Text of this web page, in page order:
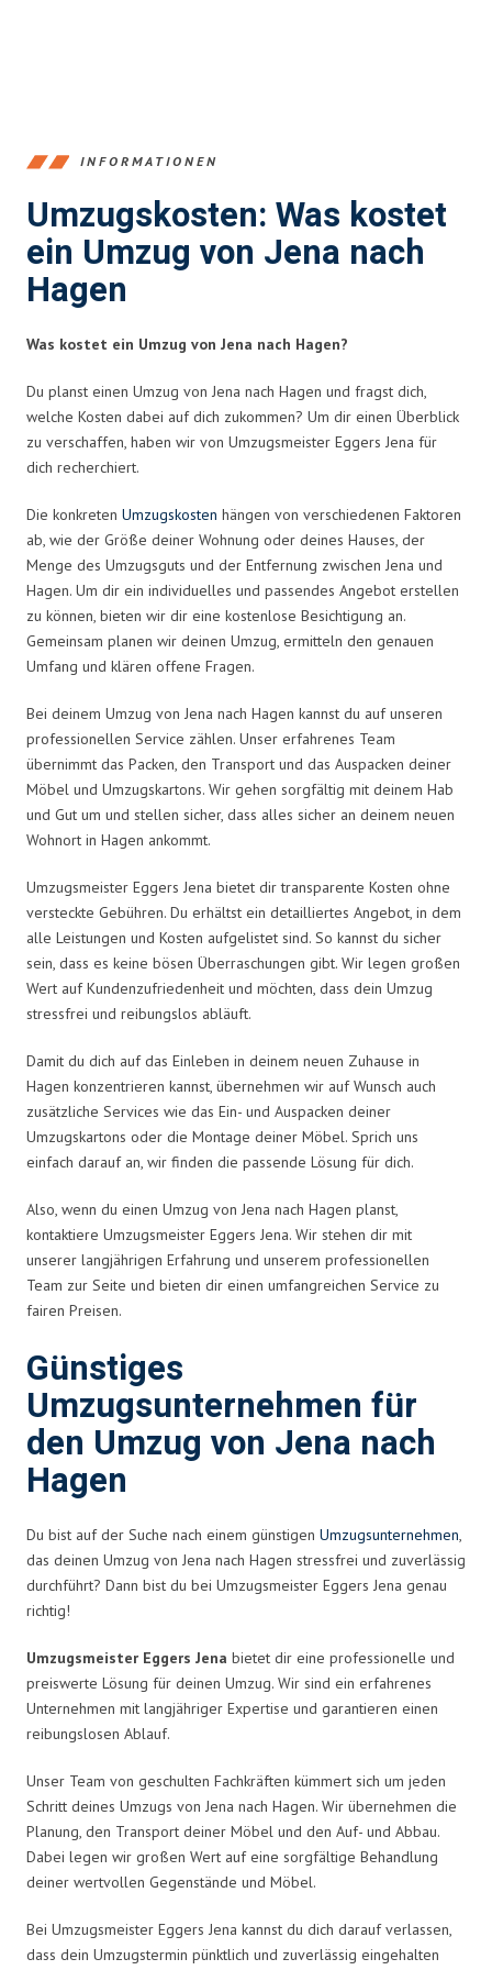
INFORMATIONEN
Umzugskosten: Was kostet
ein Umzug von Jena nach
Hagen
Was kostet ein Umzug von Jena nach Hagen?
Du planst einen Umzug von Jena nach Hagen und fragst dich,
welche Kosten dabei auf dich zukommen? Um dir einen Überblick
zu verschaffen, haben wir von Umzugsmeister Eggers Jena für
dich recherchiert.
Die konkreten Umzugskosten hängen von verschiedenen Faktoren
ab, wie der Größe deiner Wohnung oder deines Hauses, der
Menge des Umzugsguts und der Entfernung zwischen Jena und
Hagen. Um dir ein individuelles und passendes Angebot erstellen
zu können, bieten wir dir eine kostenlose Besichtigung an.
Gemeinsam planen wir deinen Umzug, ermitteln den genauen
Umfang und klären offene Fragen.
Bei deinem Umzug von Jena nach Hagen kannst du auf unseren
professionellen Service zählen. Unser erfahrenes Team
übernimmt das Packen, den Transport und das Auspacken deiner
Möbel und Umzugskartons. Wir gehen sorgfältig mit deinem Hab
und Gut um und stellen sicher, dass alles sicher an deinem neuen
Wohnort in Hagen ankommt.
Umzugsmeister Eggers Jena bietet dir transparente Kosten ohne
versteckte Gebühren. Du erhältst ein detailliertes Angebot, in dem
alle Leistungen und Kosten aufgelistet sind. So kannst du sicher
sein, dass es keine bösen Überraschungen gibt. Wir legen großen
Wert auf Kundenzufriedenheit und möchten, dass dein Umzug
stressfrei und reibungslos abläuft.
Damit du dich auf das Einleben in deinem neuen Zuhause in
Hagen konzentrieren kannst, übernehmen wir auf Wunsch auch
zusätzliche Services wie das Ein- und Auspacken deiner
Umzugskartons oder die Montage deiner Möbel. Sprich uns
einfach darauf an, wir finden die passende Lösung für dich.
Also, wenn du einen Umzug von Jena nach Hagen planst,
kontaktiere Umzugsmeister Eggers Jena. Wir stehen dir mit
unserer langjährigen Erfahrung und unserem professionellen
Team zur Seite und bieten dir einen umfangreichen Service zu
fairen Preisen.
Günstiges
Umzugsunternehmen für
den Umzug von Jena nach
Hagen
Du bist auf der Suche nach einem günstigen Umzugsunternehmen,
das deinen Umzug von Jena nach Hagen stressfrei und zuverlässig
durchführt? Dann bist du bei Umzugsmeister Eggers Jena genau
richtig!
Umzugsmeister Eggers Jena bietet dir eine professionelle und
preiswerte Lösung für deinen Umzug. Wir sind ein erfahrenes
Unternehmen mit langjähriger Expertise und garantieren einen
reibungslosen Ablauf.
Unser Team von geschulten Fachkräften kümmert sich um jeden
Schritt deines Umzugs von Jena nach Hagen. Wir übernehmen die
Planung, den Transport deiner Möbel und den Auf- und Abbau.
Dabei legen wir großen Wert auf eine sorgfältige Behandlung
deiner wertvollen Gegenstände und Möbel.
Bei Umzugsmeister Eggers Jena kannst du dich darauf verlassen,
dass dein Umzugstermin pünktlich und zuverlässig eingehalten